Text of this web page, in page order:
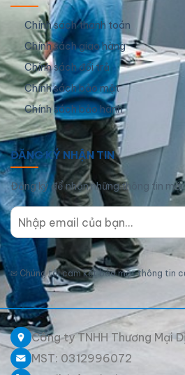
Chính sách thanh toán
Chính sách giao hàng
Chính sách đổi trả
Chính sách bảo mật
Chính sách bảo hành
ĐĂNG KÝ NHẬN TIN
Đăng ký để nhận những thông tin
✉ Chúng tôi cam kết bảo mật thông tin
Công ty TNHH Thương Mại
MST: 0312996072